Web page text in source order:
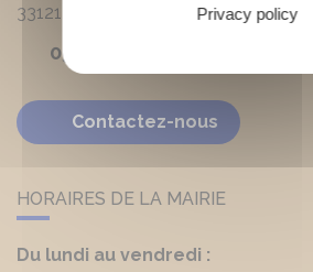
33121
05 56 03 90 20
Contactez-nous
HORAIRES DE LA MAIRIE
Du lundi au vendredi :
Privacy policy